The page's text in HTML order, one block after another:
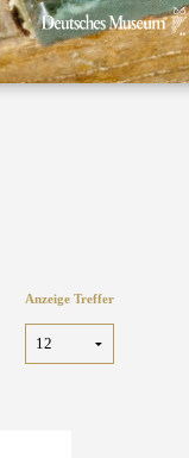
Anzeige Treffer